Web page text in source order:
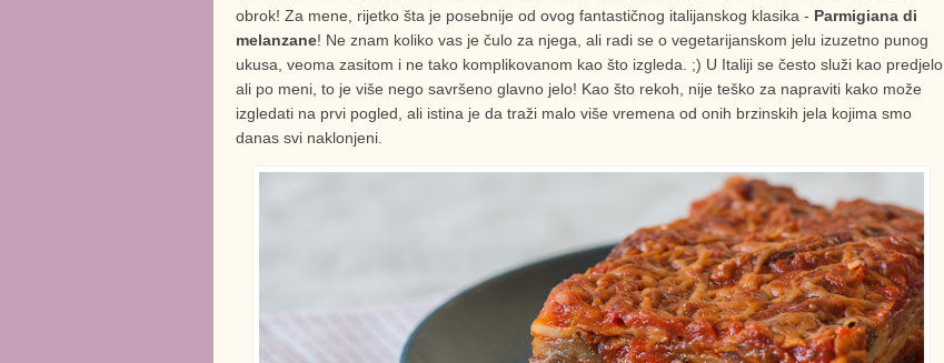
obrok! Za mene, rijetko šta je posebnije od ovog fantastičnog italijanskog klasika - Parmigiana di
melanzane! Ne znam koliko vas je čulo za njega, ali radi se o vegetarijanskom jelu izuzetno punog
ukusa, veoma zasitom i ne tako komplikovanom kao što izgleda. ;) U Italiji se često služi kao predjelo,
ali po meni, to je više nego savršeno glavno jelo! Kao što rekoh, nije teško za napraviti kako može
izgledati na prvi pogled, ali istina je da traži malo više vremena od onih brzinskih jela kojima smo
danas svi naklonjeni.